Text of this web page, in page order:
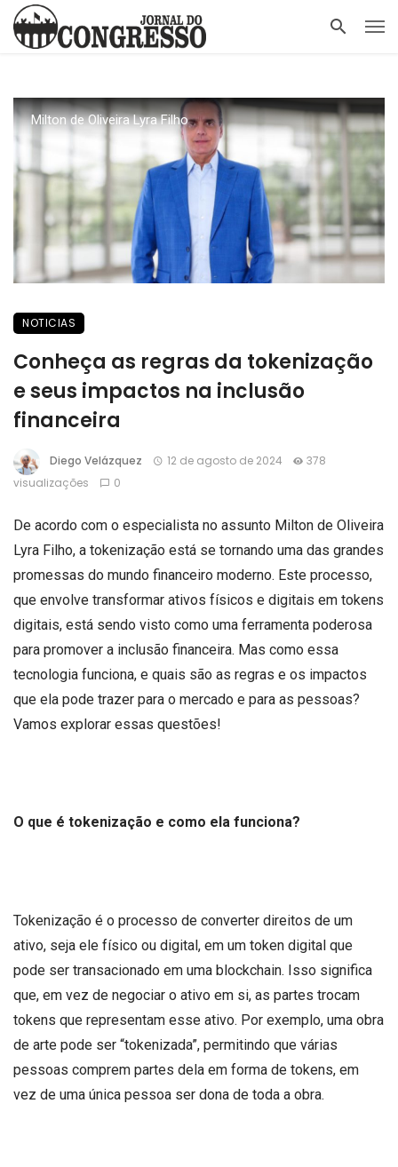
Milton de Oliveira Lyra Filho
NOTICIAS
Conheça as regras da tokenização
e seus impactos na inclusão
financeira
Diego Velázquez 12 de agosto de 2024
378
visualizações
0
De acordo com o especialista no assunto Milton de Oliveira
Lyra Filho, a tokenização está se tornando uma das grandes
promessas do mundo financeiro moderno. Este processo,
que envolve transformar ativos físicos e digitais em tokens
digitais, está sendo visto como uma ferramenta poderosa
para promover a inclusão financeira. Mas como essa
tecnologia funciona, e quais são as regras e os impactos
que ela pode trazer para o mercado e para as pessoas?
Vamos explorar essas questões!
O que é tokenização e como ela funciona?
Tokenização é o processo de converter direitos de um
ativo, seja ele físico ou digital, em um token digital que
pode ser transacionado em uma blockchain. Isso significa
que, em vez de negociar o ativo em si, as partes trocam
tokens que representam esse ativo. Por exemplo, uma obra
de arte pode ser “tokenizada”, permitindo que várias
pessoas comprem partes dela em forma de tokens, em
vez de uma única pessoa ser dona de toda a obra.